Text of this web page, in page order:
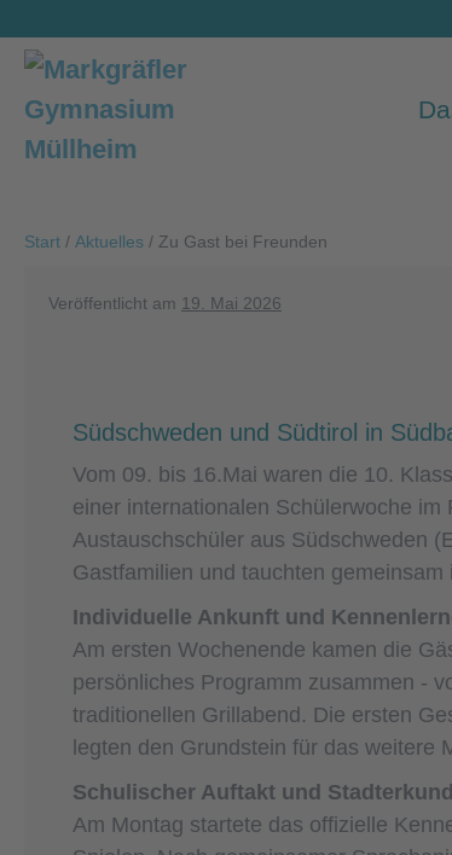
Inhalt
springen
Start / Aktuelles / Zu Gast bei Freunden
Veröffentlicht am 19. Mai 2026
Südschweden und Südtirol in
Vom 09. bis 16.Mai waren die 10.
einer internationalen Schülerwoche im
Austauschschüler aus Südschweden
Gastfamilien und tauchten
Individuelle Ankunft und
Am ersten Wochenende kamen die
persönliches Programm zusammen -
traditionellen Grillabend. Die ersten
legten den Grundstein für das weitere
Schulischer Auftakt und
Am Montag startete das offizielle